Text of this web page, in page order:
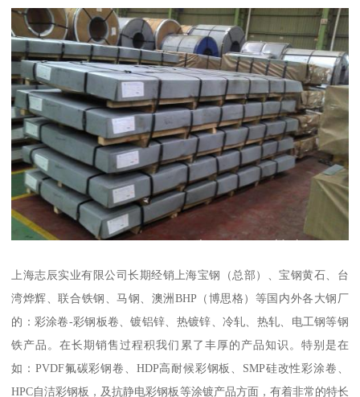
上海志辰实业有限公司长期经销上海宝钢（总部）、宝钢黄石、台
湾烨辉、联合铁钢、马钢、澳洲BHP（博思格）等国内外各大钢厂
的：彩涂卷-彩钢板卷、镀铝锌、热镀锌、冷轧、热轧、电工钢等钢
铁产品。在长期销售过程积我们累了丰厚的产品知识。特别是在
如：PVDF氟碳彩钢卷、HDP高耐候彩钢板、SMP硅改性彩涂卷、
HPC自洁彩钢板，及抗静电彩钢板等涂镀产品方面，有着非常的特长